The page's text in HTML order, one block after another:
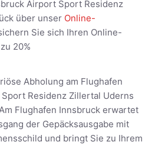
Airport Sport Residenz
über unser Online-
Sie sich Ihren Online-
20%
Abholung am Flughafen
Residenz Zillertal Uderns
Flughafen Innsbruck erwartet
der Gepäcksausgabe mit
und bringt Sie zu Ihrem